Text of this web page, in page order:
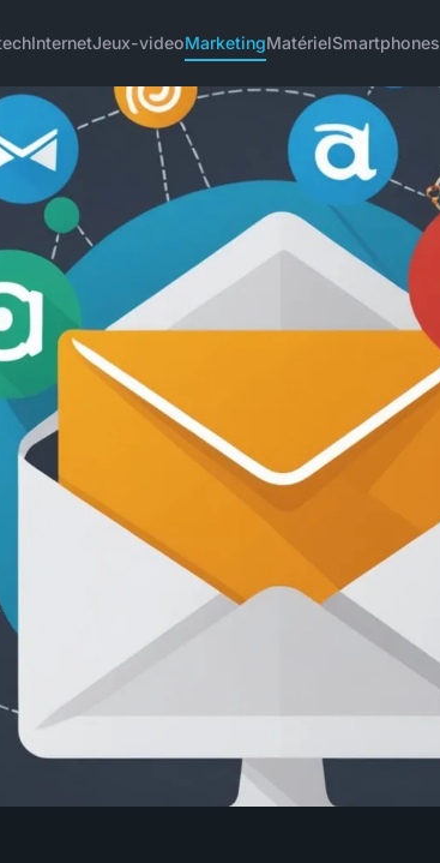
InternetJeux-videoMarketingMatérielSmartphones